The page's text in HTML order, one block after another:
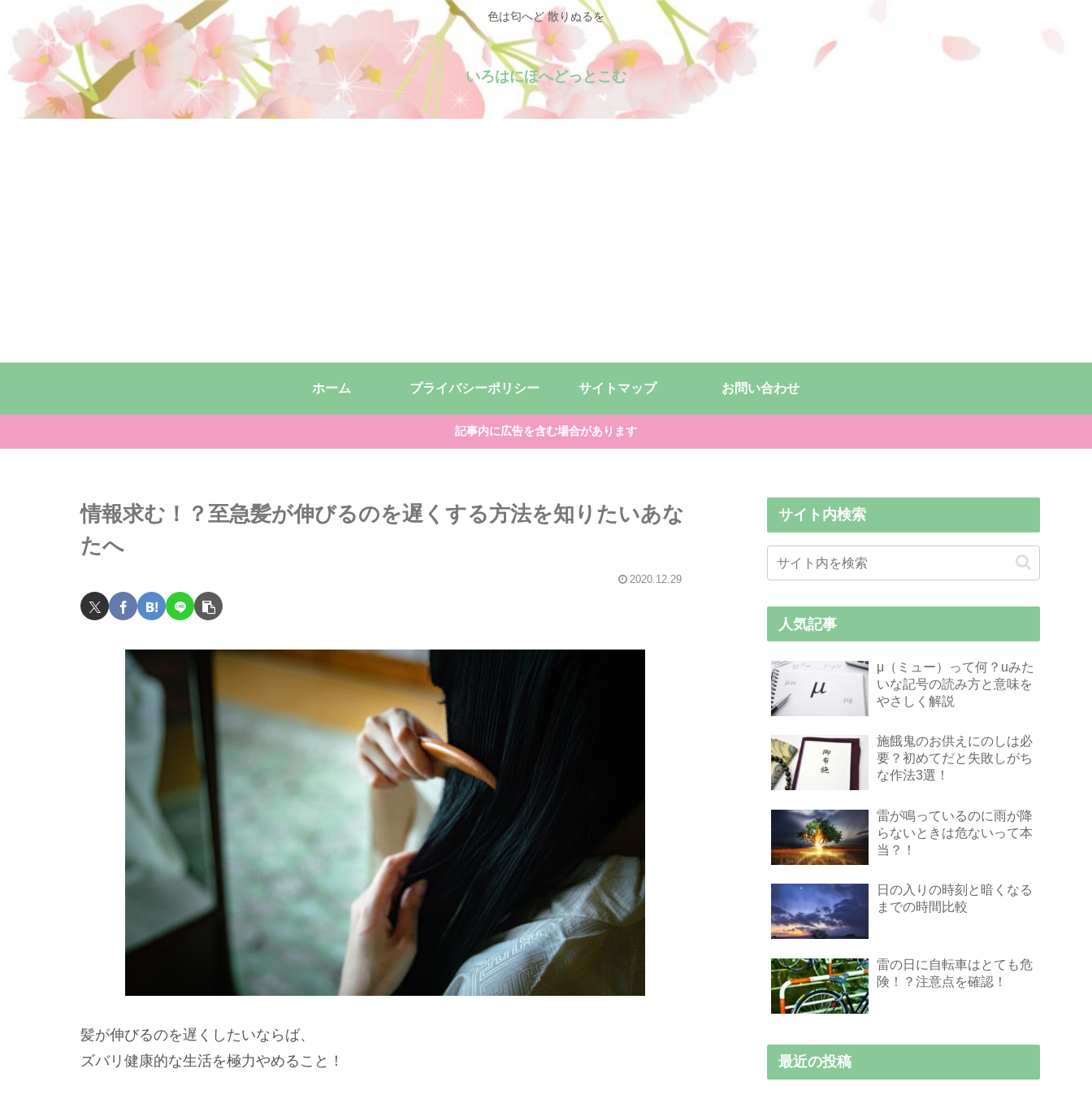
色は匂へど 散りぬるを
いろはにほへどっとこむ
ホーム プライバシーポリシー サイトマップ お問い合わせ
記事内に広告を含む場合があります
情報求む！？至急髪が伸びるのを遅くする方法を知りたいあな
たへ
2020.12.29
髪が伸びるのを遅くしたいならば、
ズバリ健康的な生活を極力やめること！
サイト内検索
人気記事
μ（ミュー）って何？uみた
いな記号の読み方と意味を
やさしく解説
施餓鬼のお供えにのしは必
要？初めてだと失敗しがち
な作法3選！
雷が鳴っているのに雨が降
らないときは危ないって本
当？！
日の入りの時刻と暗くなる
までの時間比較
雷の日に自転車はとても危
険！？注意点を確認！
最近の投稿